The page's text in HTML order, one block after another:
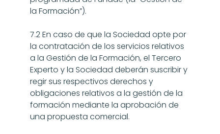
la Formación”).
7.2 En caso de que la Sociedad opte por
la contratación de los servicios relativos
a la Gestión de la Formación, el Tercero
Experto y la Sociedad deberán suscribir y
regir sus respectivos derechos y
obligaciones relativos a la gestión de la
formación mediante la aprobación de
una propuesta comercial.